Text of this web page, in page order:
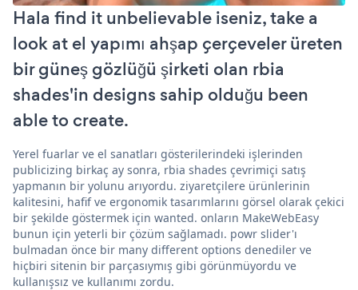
Hala find it unbelievable iseniz, take a
look at el yapımı ahşap çerçeveler üreten
bir güneş gözlüğü şirketi olan rbia
shades'in designs sahip olduğu been
able to create.
Yerel fuarlar ve el sanatları gösterilerindeki işlerinden
publicizing birkaç ay sonra, rbia shades çevrimiçi satış
yapmanın bir yolunu arıyordu. ziyaretçilere ürünlerinin
kalitesini, hafif ve ergonomik tasarımlarını görsel olarak çekici
bir şekilde göstermek için wanted. onların MakeWebEasy
bunun için yeterli bir çözüm sağlamadı. powr slider'ı
bulmadan önce bir many different options denediler ve
hiçbiri sitenin bir parçasıymış gibi görünmüyordu ve
kullanışsız ve kullanımı zordu.